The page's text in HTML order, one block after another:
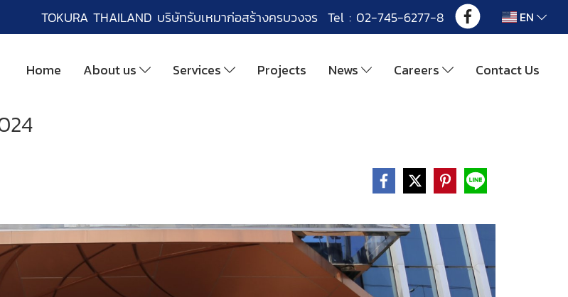
TOKURA THAILAND บริษัทรับเหมาก่อสร้างครบวงจร Tel : 02-745-6277-8 EN
Home About us Services Projects News Careers Contact Us